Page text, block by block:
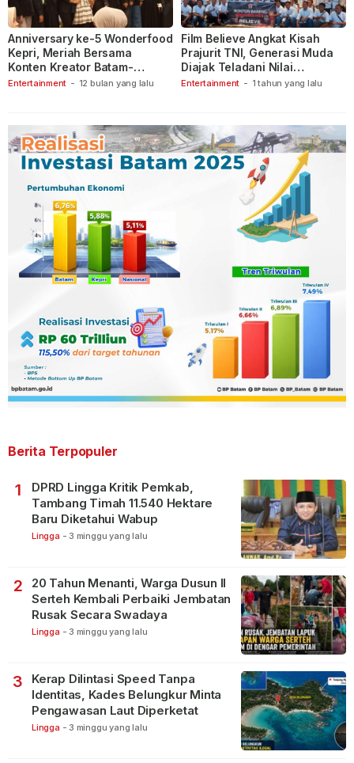
Entertainment - 12 bulan yang lalu
Anniversary ke-5 Wonderfood
Kepri, Meriah Bersama
Konten Kreator Batam-
Tanjungpinang
Entertainment - 1 tahun yang lalu
Film Believe Angkat Kisah
Prajurit TNI, Generasi Muda
Diajak Teladani Nilai
Keberanian
Berita Terpopuler
1
DPRD Lingga Kritik Pemkab,
Tambang Timah 11.540 Hektare
Baru Diketahui Wabup
Lingga - 3 minggu yang lalu
2
20 Tahun Menanti, Warga Dusun II
Serteh Kembali Perbaiki Jembatan
Rusak Secara Swadaya
Lingga - 3 minggu yang lalu
3
Kerap Dilintasi Speed Tanpa
Identitas, Kades Belungkur Minta
Pengawasan Laut Diperketat
Lingga - 3 minggu yang lalu